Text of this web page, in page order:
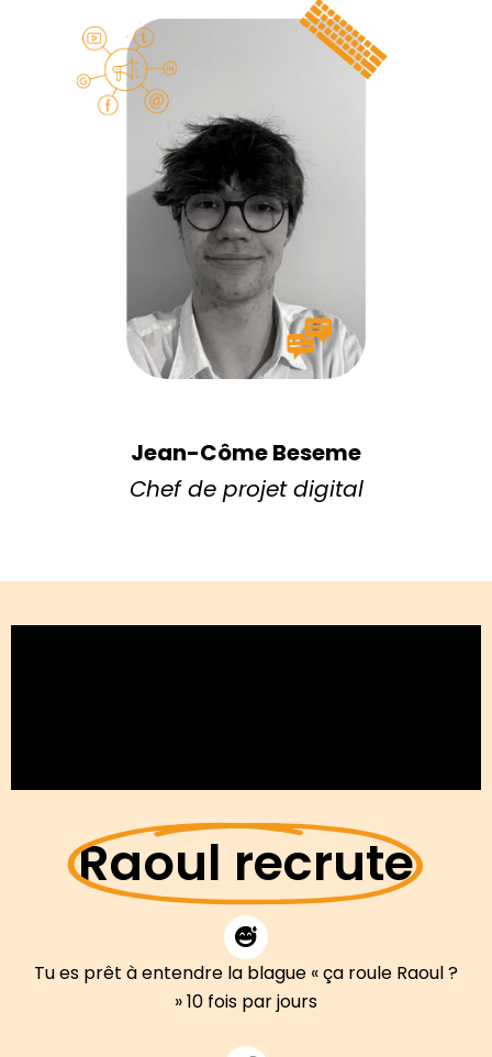
Jean-Côme Beseme
Chef de projet digital
Raoul recrute
Tu es prêt à entendre la blague « ça roule Raoul ?
» 10 fois par jours